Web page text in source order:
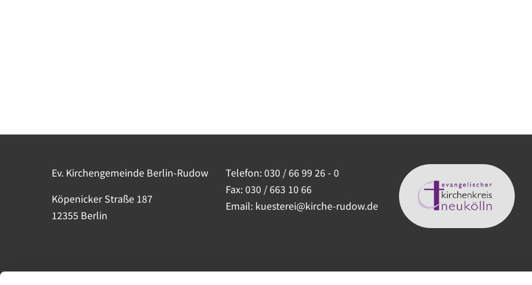
Ev. Kirchengemeinde Berlin-Rudow
Köpenicker Straße 187
12355 Berlin
Telefon:030 / 66 99 26 - 0
Fax: 030 / 663 10 66
Email: kuesterei@kirche-rudow.de